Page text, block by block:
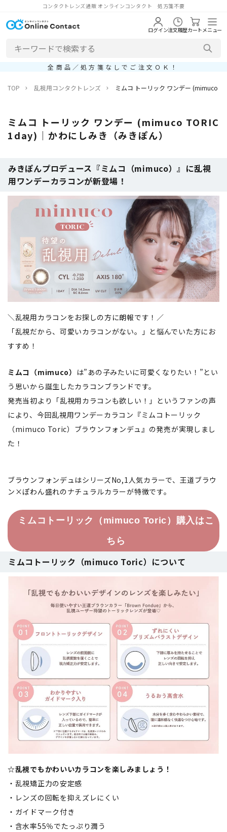
コンタクトレンズ通販 オンラインコンタクト 処方箋不要
ログイン注文履歴カートメニュー
全商品／処方箋なしでご注文ＯＫ！
TOP 乱視用コンタクトレンズ ミムコ トーリック ワンデー (mimuco
ミムコ トーリック ワンデー (mimuco TORIC
1day)｜かわにしみき（みきぽん）
みきぽんプロデュース『ミムコ（mimuco）』に乱視
用ワンデーカラコンが新登場！
＼乱視用カラコンをお探しの方に朗報です！／
「乱視だから、可愛いカラコンがない。」と悩んでいた方にお
すすめ！
ミムコ（mimuco） は”あの子みたいに可愛くなりたい！”とい
う思いから誕生したカラコンブランドです。
発売当初より「乱視用カラコンも欲しい！」というファンの声
により、今回乱視用ワンデーカラコン『ミムコトーリック
（mimuco Toric）ブラウンフォンデュ』の発売が実現しまし
た！
ブラウンフォンデュはシリーズNo,1人気カラーで、王道ブラウ
ン×ぽわん盛れのナチュラルカラーが特徴です。
ミムコトーリック（mimuco Toric）購入はこ
ちら
ミムコトーリック（mimuco Toric）について
☆乱視でもかわいいカラコンを楽しみましょう！
・乱視矯正力の安定感
・レンズの回転を抑えズレにくい
・ガイドマーク付き
・含水率55％でたっぷり潤う